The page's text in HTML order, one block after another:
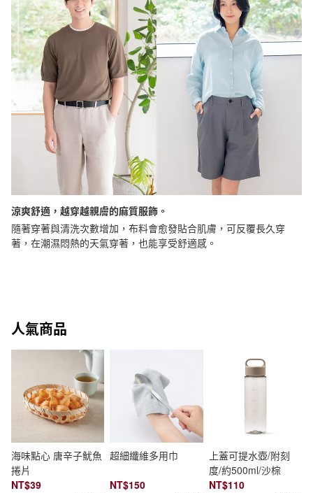
涼爽舒適，越穿越親膚的麻質服飾。
隨著穿著與清洗次數增加，布料會愈發貼合肌膚，可反覆長久穿
著，在潮濕悶熱的天氣穿著，也能享受舒適感。
人氣商品
海味點心 唐辛子魷魚
捲片
NT$39
超細纖維多用巾
NT$150
上蓋可提水壺/附刻
度/約500ml/沙棕
NT$110